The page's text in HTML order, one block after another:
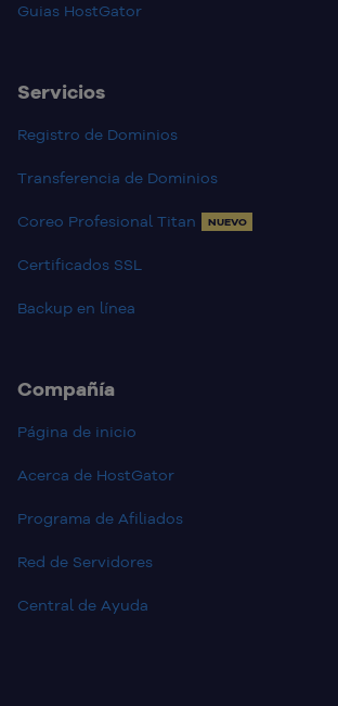
Guias HostGator
Servicios
Registro de Dominios
Transferencia de Dominios
Coreo Profesional Titan NUEVO
Certificados SSL
Backup en línea
Compañía
Página de inicio
Acerca de HostGator
Programa de Afiliados
Red de Servidores
Central de Ayuda